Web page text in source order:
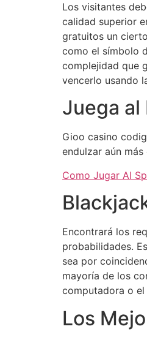
Los visitantes
calidad superior
gratuitos un
como el símbolo
complejidad que
vencerlo usando
Juega
Gioo casino
endulzar aún
Como Jugar Al
Encontrará los
probabilidades.
sea por
mayoría de los
computadora o el
Los